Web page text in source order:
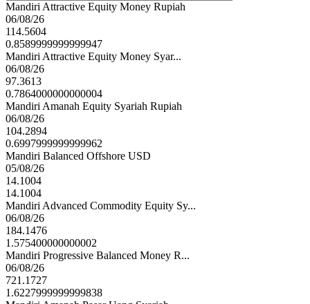
Mandiri Attractive Equity Money Rupiah
06/08/26
114.5604
0.8589999999999947
Mandiri Attractive Equity Money Syar...
06/08/26
97.3613
0.7864000000000004
Mandiri Amanah Equity Syariah Rupiah
06/08/26
104.2894
0.6997999999999962
Mandiri Balanced Offshore USD
05/08/26
14.1004
14.1004
Mandiri Advanced Commodity Equity Sy...
06/08/26
184.1476
1.575400000000002
Mandiri Progressive Balanced Money R...
06/08/26
721.1727
1.6227999999999838